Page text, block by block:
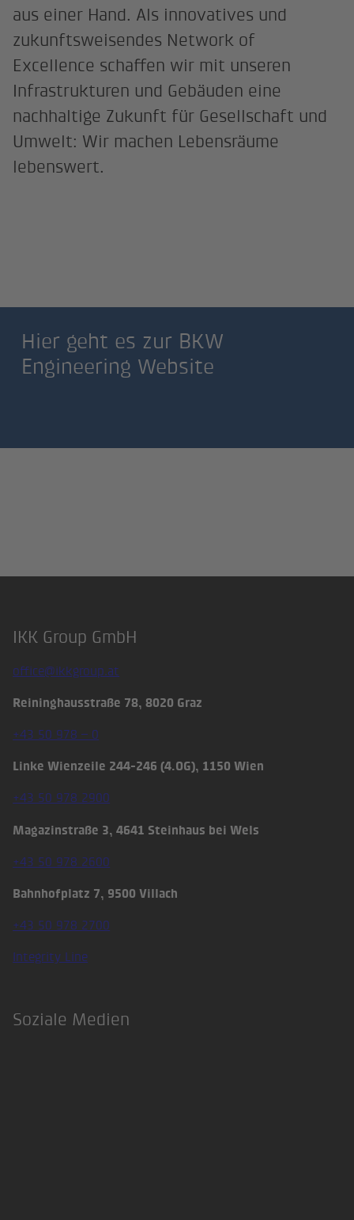
aus einer Hand. Als innovatives und
zukunftsweisendes Network of
Excellence schaffen wir mit unseren
Infrastrukturen und Gebäuden eine
nachhaltige Zukunft für Gesellschaft und
Umwelt: Wir machen Lebensräume
lebenswert.
Hier geht es zur BKW
Engineering Website
Footer
IKK Group GmbH
office@ikkgroup.at
Reininghausstraße 78, 8020 Graz
+43 50 978 – 0
Linke Wienzeile 244-246 (4.OG), 1150 Wien
+43 50 978 2900
Magazinstraße 3, 4641 Steinhaus bei Wels
+43 50 978 2600
Bahnhofplatz 7, 9500 Villach
+43 50 978 2700
Integrity Line
Soziale Medien